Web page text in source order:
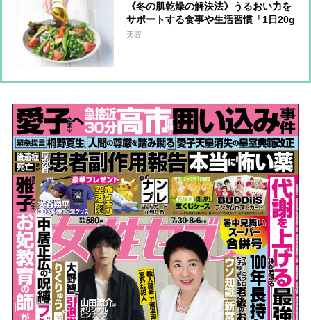
《冬の肌乾燥の解決法》うるおい力を
サポートする食事や生活習慣「1日20g
の油脂を」「外出時はマスクで保湿」
美容